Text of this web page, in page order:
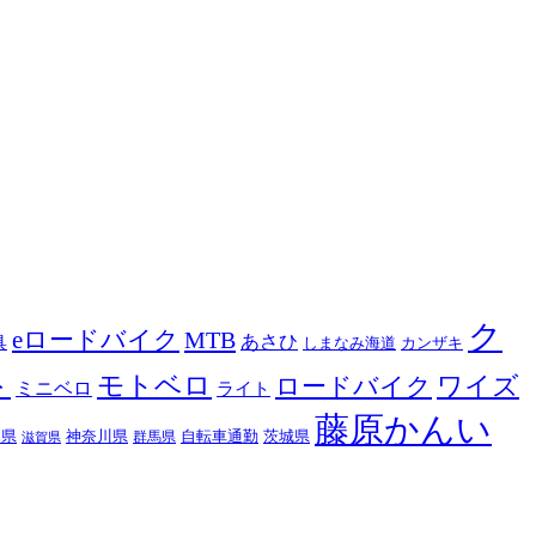
eロードバイク MTB あさひ しまなみ海道 カンザキ ク
ミニベロ モトベロ ライト ロードバイク ワイズ
滋賀県 神奈川県 群馬県 自転車通勤 茨城県 藤原かんい